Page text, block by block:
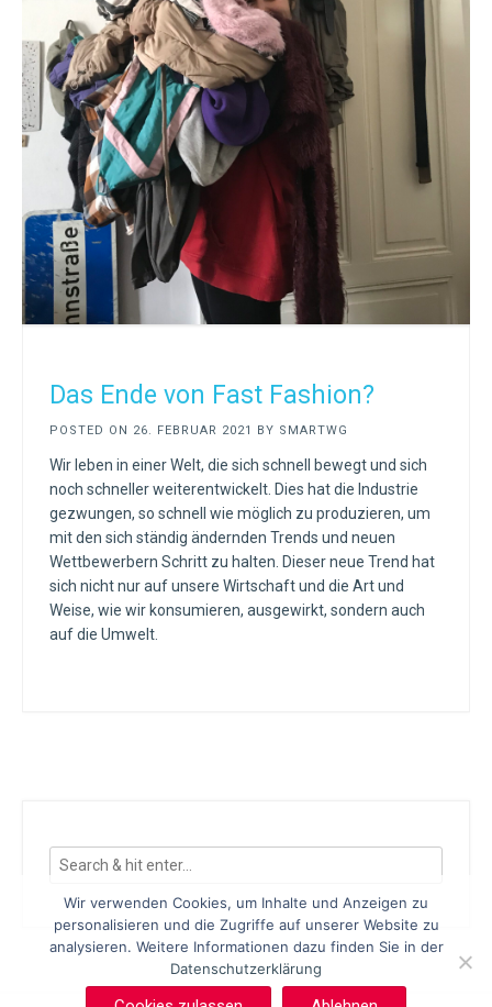
Das Ende von Fast Fashion?
POSTED ON 26. FEBRUAR 2021 BY SMARTWG
Wir leben in einer Welt, die sich schnell bewegt und sich
noch schneller weiterentwickelt. Dies hat die Industrie
gezwungen, so schnell wie möglich zu produzieren, um
mit den sich ständig ändernden Trends und neuen
Wettbewerbern Schritt zu halten. Dieser neue Trend hat
sich nicht nur auf unsere Wirtschaft und die Art und
Weise, wie wir konsumieren, ausgewirkt, sondern auch
auf die Umwelt.
Wir verwenden Cookies, um Inhalte und Anzeigen zu
personalisieren und die Zugriffe auf unserer Website zu
analysieren. Weitere Informationen dazu finden Sie in der
Datenschutzerklärung